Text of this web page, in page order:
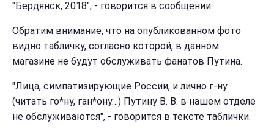
"Бердянск, 2018", - говорится в сообщении.
Обратим внимание, что на опубликованном фото
видно табличку, согласно которой, в данном
магазине не будут обслуживать фанатов Путина.
"Лица, симпатизирующие России, и лично г-ну
(читать го*ну, ган*ону…) Путину В. В. в нашем отделе
не обслуживаются", - говорится в тексте таблички.